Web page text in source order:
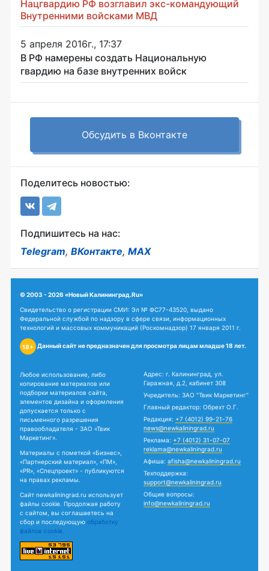
Нацгвардию РФ возглавил экс-командующий
Внутренними войсками МВД
5 апреля 2016г., 17:37
В РФ намерены создать Национальную
гвардию на базе внутренних войск
Обсудить в Вконтакте
Поделитесь новостью:
Подпишитесь на нас:
Telegram, ВКонтакте, MAX
© 2003 - 2026 «Новый Калининград.Ru»
Свидетельство о регистрации СМИ: Эл № ФС77-43520, выдано
Федеральной службой по надзору в сфере связи, информационных
технологий и массовых коммуникаций (Роскомнадзор) 17 января 2011 г.
18+ Данный сайт не предназначен для просмотра лицам младше 18 лет.
Любое использование, либо
копирование материалов или
подборки материалов сайта,
элементов дизайна и оформления
допускается только с
письменного разрешения
правообладателя - ЗАО «Твик
Маркетинг».
Материалы с пометкой «Бизнес»,
«Партнерский материал», «ПМ»,
«PR», «Спецпроект» - публикуются
на правах рекламы.
Сайт newkaliningrad.ru использует
файлы cookie. Продолжая работу
с сайтом, вы соглашаетесь на
сбор и последующую обработку
файлов cookie.
Адрес: г. Калининград, ул.
Гаражная, д.2, кабинет 308
Учредитель: ЗАО "Твик Маркетинг"
Главный редактор: Обрехт О.Г.
Редакция: +7 (4012) 99-21-76
news@newkaliningrad.ru
Реклама: +7 (4012) 31-07-07
reklama@newkaliningrad.ru
Афиша: afisha@newkaliningrad.ru
Техподдержка:
support@newkaliningrad.ru
Общие вопросы:
info@newkaliningrad.ru